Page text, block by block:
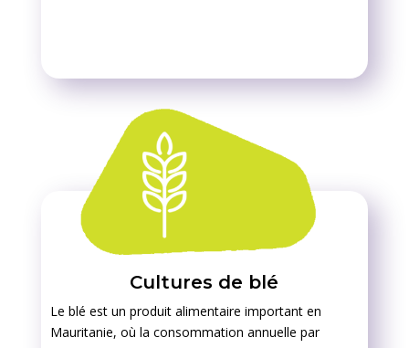
Cultures de blé
Le blé est un produit alimentaire important en
Mauritanie, où la consommation annuelle par